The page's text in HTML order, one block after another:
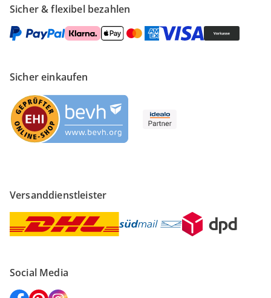
Sicher & flexibel bezahlen
Sicher einkaufen
Versanddienstleister
Social Media